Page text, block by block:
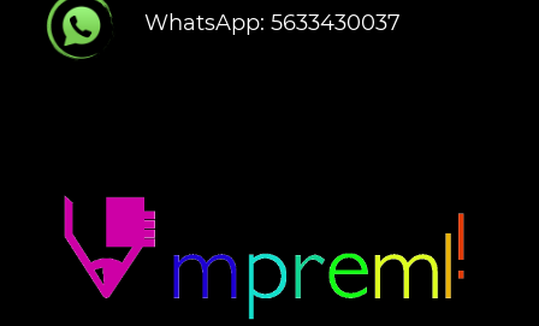
WhatsApp: 5633430037